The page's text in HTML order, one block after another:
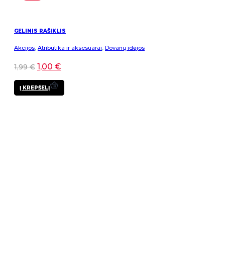
GELINIS RAŠIKLIS
Akcijos, Atributika ir aksesuarai, Dovanų idėjos
1,99€ 1,00 €
Į KREPŠELĮ